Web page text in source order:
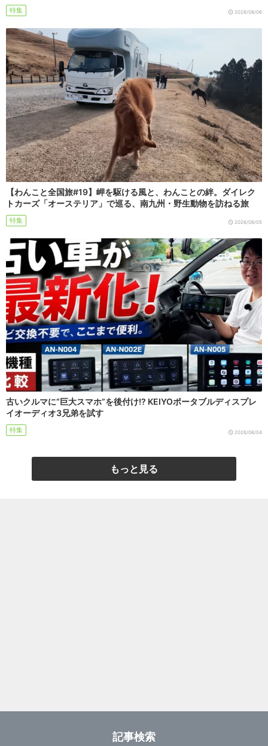
特集 2026/08/06
【わんこと全国旅#19】岬を駆ける風と、わんことの絆。ダイレク
トカーズ「オーステリア」で巡る、南九州・野生動物を訪ねる旅
特集 2026/08/05
古いクルマに“巨大スマホ”を後付け!? KEIYOポータブルディスプレ
イオーディオ3兄弟を試す
特集 2026/08/04
もっと見る
記事検索